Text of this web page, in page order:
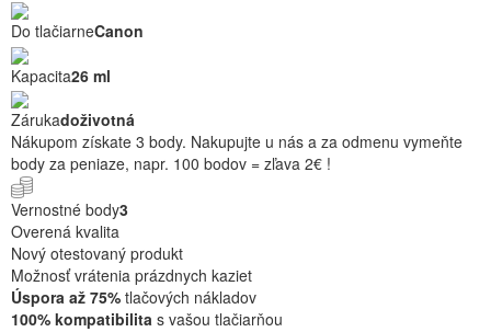
Do tlačiarneCanon
Kapacita26 ml
Zárukadoživotná
Nákupom získate 3 body. Nakupujte u nás a za odmenu vymeňte
body za peniaze, napr. 100 bodov = zľava 2€ !
Vernostné body3
Overená kvalita
Nový otestovaný produkt
Možnosť vrátenia prázdnych kaziet
Úspora až 75% tlačových nákladov
100% kompatibilita s vašou tlačiarňou